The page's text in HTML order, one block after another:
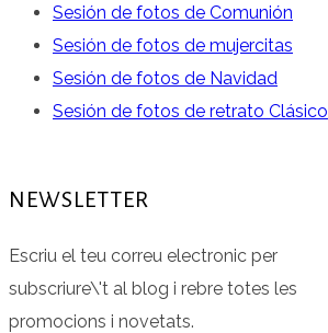
Sesión de fotos de Comunión
Sesión de fotos de mujercitas
Sesión de fotos de Navidad
Sesión de fotos de retrato Clásico
NEWSLETTER
Escriu el teu correu electronic per
subscriure\'t al blog i rebre totes les
promocions i novetats.